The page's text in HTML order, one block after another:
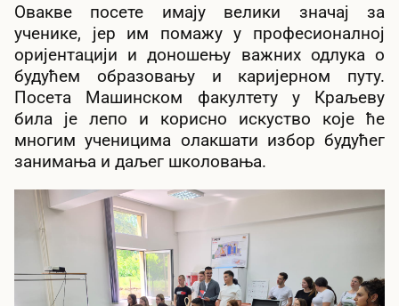
Овакве посете имају велики значај за
ученике, јер им помажу у професионалној
оријентацији и доношењу важних одлука о
будућем образовању и каријерном путу.
Посета Машинском факултету у Краљеву
била је лепо и корисно искуство које ће
многим ученицима олакшати избор будућег
занимања и даљег школовања.